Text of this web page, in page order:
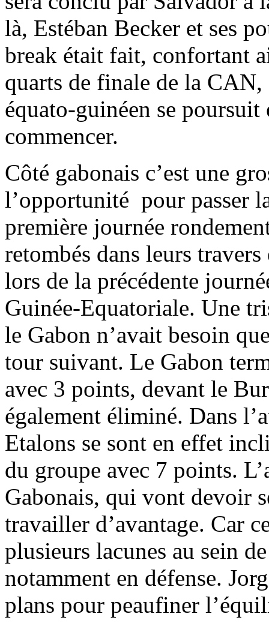
là, Estéban Becker et ses
break était fait, confortant
quarts de finale de la
équato-guinéen se
commencer.
Côté gabonais c’est une
l’opportunité pour passer
première journée
retombés dans leurs
lors de la précédente
Guinée-Equatoriale. Une
le Gabon n’avait besoin
tour suivant. Le Gabon
avec 3 points, devant le
également éliminé. Dans
Etalons se sont en effet
du groupe avec 7 points.
Gabonais, qui vont devoir
travailler d’avantage. Car
plusieurs lacunes au sein
notamment en défense.
plans pour peaufiner